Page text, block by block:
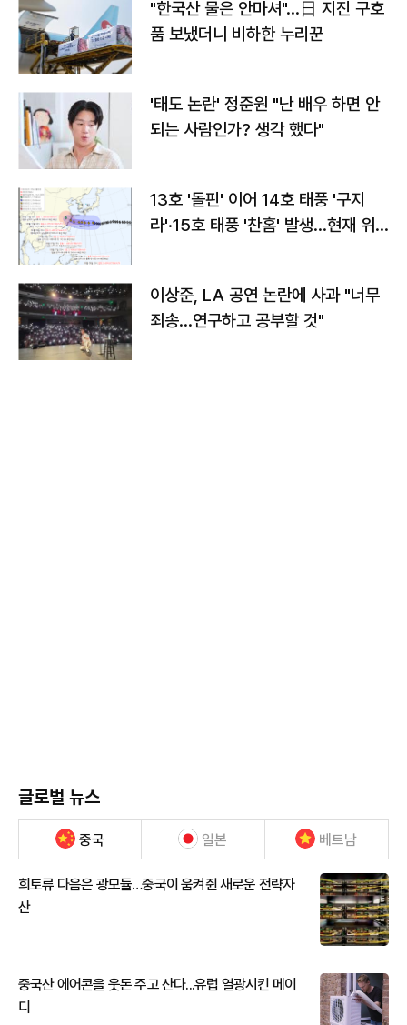
"한국산 물은 안마셔"…日 지진 구호
품 보냈더니 비하한 누리꾼
'태도 논란' 정준원 "난 배우 하면 안
되는 사람인가? 생각 했다"
13호 '돌핀' 이어 14호 태풍 '구지
라'·15호 태풍 '찬홈' 발생…현재 위
이상준, LA 공연 논란에 사과 "너무
죄송…연구하고 공부할 것"
글로벌 뉴스
중국 일본 베트남
희토류 다음은 광모듈…중국이 움켜쥔 새로운 전략자
산
중국산 에어콘을 웃돈 주고 산다...유럽 열광시킨 메이
디